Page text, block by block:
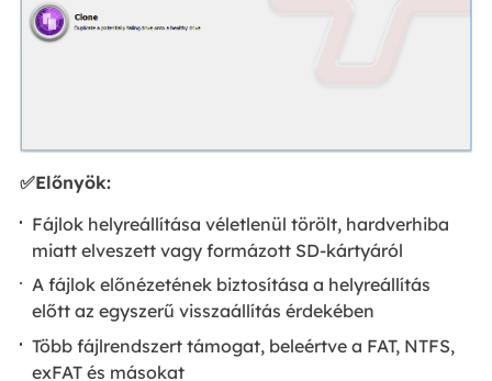
✅Előnyök:
Fájlok helyreállítása véletlenül törölt, hardverhiba
miatt elveszett vagy formázott SD-kártyáról
A fájlok előnézetének biztosítása a helyreállítás
előtt az egyszerű visszaállítás érdekében
Több fájlrendszert támogat, beleértve a FAT, NTFS,
exFAT és másokat